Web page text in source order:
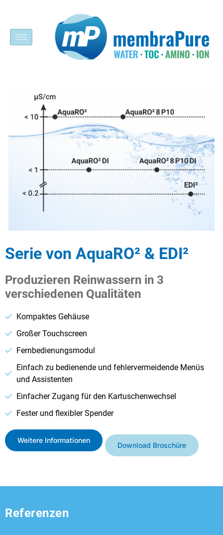
Serie von AquaRO² & EDI²
Produzieren Reinwassern in 3
verschiedenen Qualitäten
Kompaktes Gehäuse
Großer Touchscreen
Fernbedienungsmodul
Einfach zu bedienende und fehlervermeidende Menüs
und Assistenten
Einfacher Zugang für den Kartuschenwechsel
Fester und flexibler Spender
Weitere Informationen
Download Broschüre
Referenzen